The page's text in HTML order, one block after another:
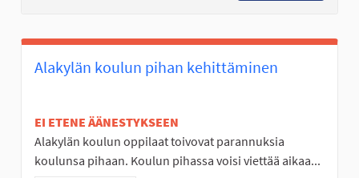
Alakylän koulun pihan kehittäminen
EI ETENE ÄÄNESTYKSEEN
Alakylän koulun oppilaat toivovat parannuksia
koulunsa pihaan. Koulun pihassa voisi viettää aikaa...